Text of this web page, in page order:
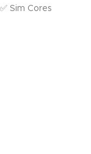
Sim Cores